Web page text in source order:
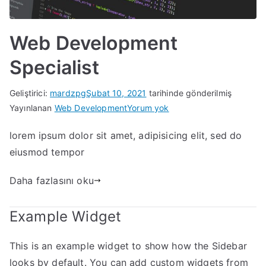
Web Development
Specialist
Geliştirici: mardzpgŞubat 10, 2021 tarihinde gönderilmiş
Yayınlanan Web DevelopmentYorum yok
Specialist
lorem ipsum dolor sit amet, adipisicing elit, sed do
eiusmod tempor
Daha fazlasını oku
Example Widget
This is an example widget to show how the Sidebar
looks by default. You can add custom widgets from